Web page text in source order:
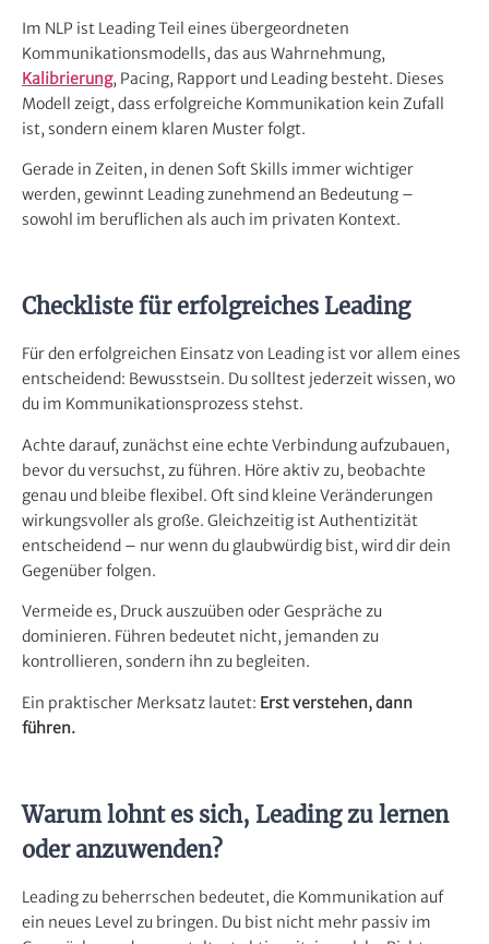
Im NLP ist Leading Teil eines übergeordneten
Kommunikationsmodells, das aus Wahrnehmung,
Kalibrierung, Pacing, Rapport und Leading besteht. Dieses
Modell zeigt, dass erfolgreiche Kommunikation kein Zufall
ist, sondern einem klaren Muster folgt.
Gerade in Zeiten, in denen Soft Skills immer wichtiger
werden, gewinnt Leading zunehmend an Bedeutung –
sowohl im beruflichen als auch im privaten Kontext.
Checkliste für erfolgreiches Leading
Für den erfolgreichen Einsatz von Leading ist vor allem eines
entscheidend: Bewusstsein. Du solltest jederzeit wissen, wo
du im Kommunikationsprozess stehst.
Achte darauf, zunächst eine echte Verbindung aufzubauen,
bevor du versuchst, zu führen. Höre aktiv zu, beobachte
genau und bleibe flexibel. Oft sind kleine Veränderungen
wirkungsvoller als große. Gleichzeitig ist Authentizität
entscheidend – nur wenn du glaubwürdig bist, wird dir dein
Gegenüber folgen.
Vermeide es, Druck auszuüben oder Gespräche zu
dominieren. Führen bedeutet nicht, jemanden zu
kontrollieren, sondern ihn zu begleiten.
Ein praktischer Merksatz lautet: Erst verstehen, dann
führen.
Warum lohnt es sich, Leading zu lernen
oder anzuwenden?
Leading zu beherrschen bedeutet, die Kommunikation auf
ein neues Level zu bringen. Du bist nicht mehr passiv im